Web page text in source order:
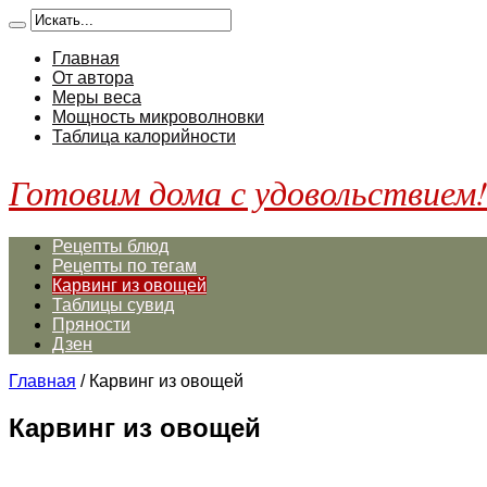
Главная
От автора
Меры веса
Мощность микроволновки
Таблица калорийности
Готовим дома с удовольствием!
Рецепты блюд
Рецепты по тегам
Карвинг из овощей
Таблицы сувид
Пряности
Дзен
Главная / Карвинг из овощей
Карвинг из овощей